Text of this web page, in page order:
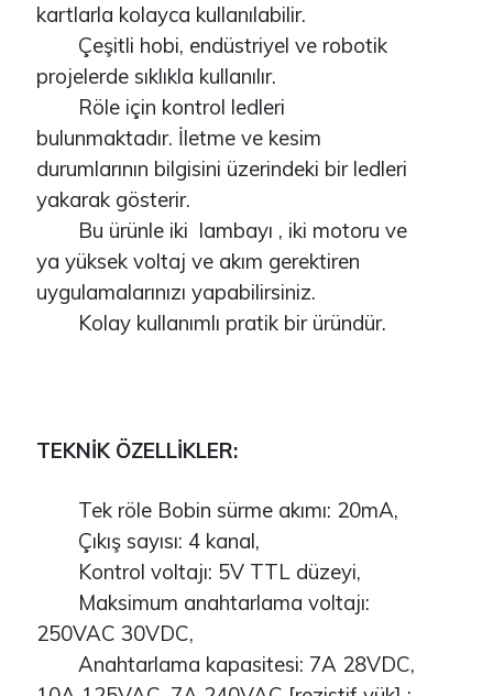
kartlarla kolayca kullanılabilir.
Çeşitli hobi, endüstriyel ve robotik
projelerde sıklıkla kullanılır.
Röle için kontrol ledleri
bulunmaktadır. İletme ve kesim
durumlarının bilgisini üzerindeki bir ledleri
yakarak gösterir.
Bu ürünle iki lambayı , iki motoru ve
ya yüksek voltaj ve akım gerektiren
uygulamalarınızı yapabilirsiniz.
Kolay kullanımlı pratik bir üründür.
TEKNİK ÖZELLİKLER:
Tek röle Bobin sürme akımı: 20mA,
Çıkış sayısı: 4 kanal,
Kontrol voltajı: 5V TTL düzeyi,
Maksimum anahtarlama voltajı:
250VAC 30VDC,
Anahtarlama kapasitesi: 7A 28VDC,